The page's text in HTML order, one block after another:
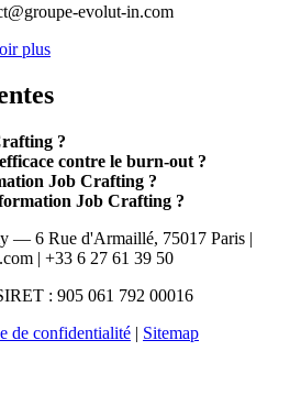
evolut-in.com
plus
?
contre le burn-out ?
Job Crafting ?
Job Crafting ?
— 6 Rue d'Armaillé, 75017 Paris |
| +33 6 27 61 39 50
: 905 061 792 00016
de confidentialité | Sitemap